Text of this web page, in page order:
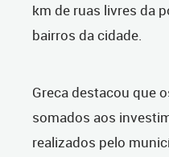
km de ruas livres da
bairros da cidade.
Greca destacou que
somados aos
realizados pelo